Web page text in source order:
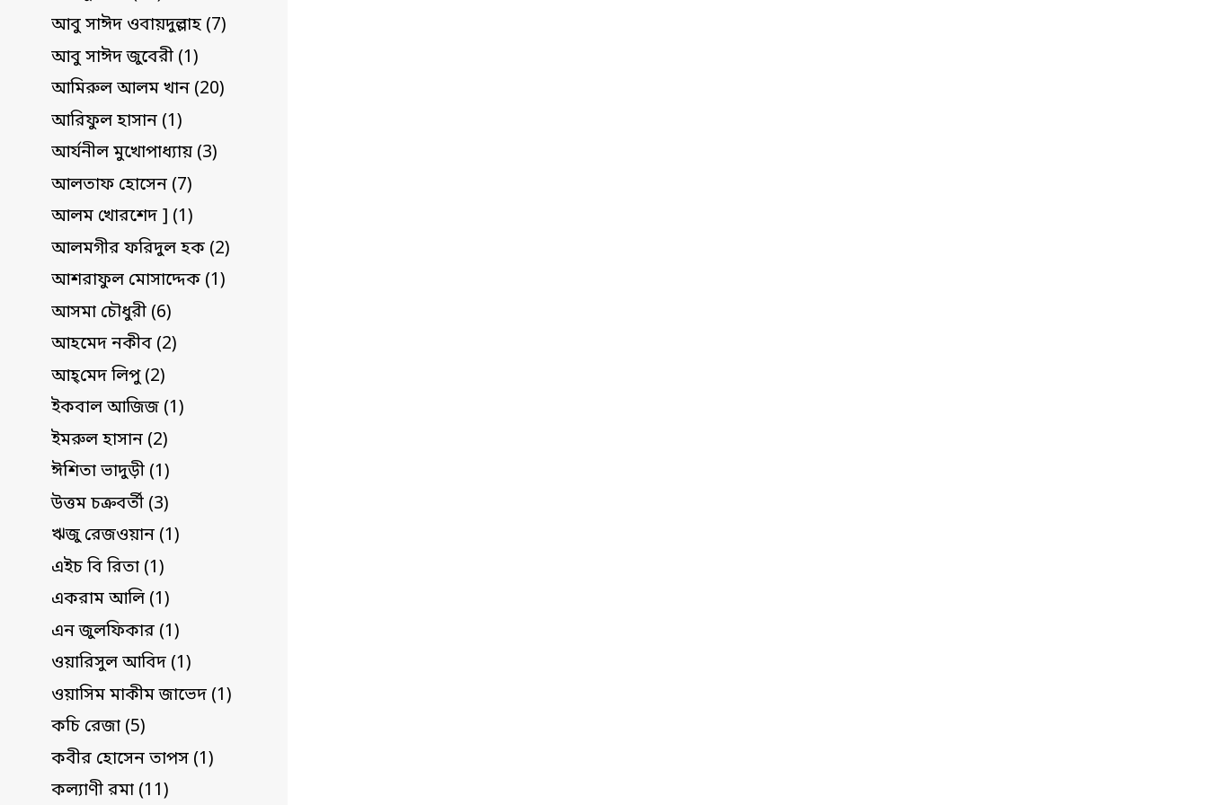
আবু সাঈদ ওবায়দুল্লাহ (7)
আবু সাঈদ জুবেরী (1)
আমিরুল আলম খান (20)
আরিফুল হাসান (1)
আর্যনীল মুখোপাধ্যায় (3)
আলতাফ হোসেন (7)
আলম খোরশেদ ] (1)
আলমগীর ফরিদুল হক (2)
আশরাফুল মোসাদ্দেক (1)
আসমা চৌধুরী (6)
আহমেদ নকীব (2)
আহ্‌মেদ লিপু (2)
ইকবাল আজিজ (1)
ইমরুল হাসান (2)
ঈশিতা ভাদুড়ী (1)
উত্তম চক্রবর্তী (3)
ঋজু রেজওয়ান (1)
এইচ বি রিতা (1)
একরাম আলি (1)
এন জুলফিকার (1)
ওয়ারিসুল আবিদ (1)
ওয়াসিম মাকীম জাভেদ (1)
কচি রেজা (5)
কবীর হোসেন তাপস (1)
কল্যাণী রমা (11)